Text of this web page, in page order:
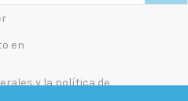
en
y la política de